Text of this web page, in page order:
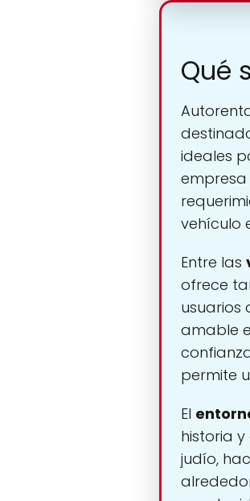
Qué
ideales
vehículo
Entre las
ofrece
usuarios
amable
permite
El
historia
judío,